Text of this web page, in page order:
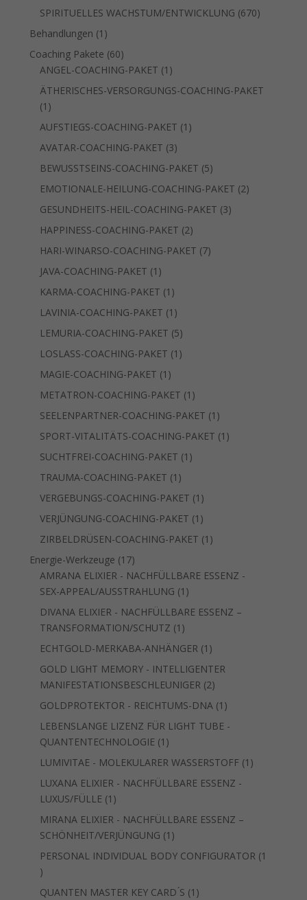
Produkte
SPIRITUELLES WACHSTUM/ENTWICKLUNG 670670
Behandlungen 1 1
Produkt
Coaching Pakete 6060
Produkte
ANGEL-COACHING-PAKET 1 1
Produkt
ÄTHERISCHES-VERSORGUNGS-COACHING-PAKET
1 1
Produkt
AUFSTIEGS-COACHING-PAKET 1 1
AVATAR-COACHING-PAKET 33
Produkte
BEWUSSTSEINS-COACHING-PAKET 55
Produkte
EMOTIONALE-HEILUNG-COACHING-PAKET 22
GESUNDHEITS-HEIL-COACHING-PAKET 33
HAPPINESS-COACHING-PAKET 22
Produkte
HARI-WINARSO-COACHING-PAKET 77
JAVA-COACHING-PAKET 1 1
Produkt
KARMA-COACHING-PAKET 1 1
Produkt
LAVINIA-COACHING-PAKET 1 1
Produkt
LEMURIA-COACHING-PAKET 55
Produkte
LOSLASS-COACHING-PAKET 1 1
MAGIE-COACHING-PAKET 1 1
Produkt
METATRON-COACHING-PAKET 1 1
Produkt
SEELENPARTNER-COACHING-PAKET 1 1
Produkt
SPORT-VITALITÄTS-COACHING-PAKET 1 1
SUCHTFREI-COACHING-PAKET 1 1
TRAUMA-COACHING-PAKET 1 1
Produkt
VERGEBUNGS-COACHING-PAKET 1 1
Produkt
VERJÜNGUNG-COACHING-PAKET 1 1
Produkt
ZIRBELDRÜSEN-COACHING-PAKET 1 1
Energie-Werkzeuge 1717
Produkte
AMRANA ELIXIER - NACHFÜLLBARE ESSENZ -
SEX-APPEAL/AUSSTRAHLUNG 1 1
Produkt
DIVANA ELIXIER - NACHFÜLLBARE ESSENZ –
TRANSFORMATION/SCHUTZ 1 1
Produkt
ECHTGOLD-MERKABA-ANHÄNGER 1 1
Produkt
GOLD LIGHT MEMORY - INTELLIGENTER
MANIFESTATIONSBESCHLEUNIGER 22
Produkte
GOLDPROTEKTOR - REICHTUMS-DNA 1 1
Produkt
LEBENSLANGE LIZENZ FÜR LIGHT TUBE -
QUANTENTECHNOLOGIE 1 1
Produkt
LUMIVITAE - MOLEKULARER WASSERSTOFF 1 1
LUXANA ELIXIER - NACHFÜLLBARE ESSENZ -
LUXUS/FÜLLE 1 1
Produkt
MIRANA ELIXIER - NACHFÜLLBARE ESSENZ –
SCHÖNHEIT/VERJÜNGUNG 1 1
Produkt
PERSONAL INDIVIDUAL BODY CONFIGURATOR 1
1
Produkt
QUANTEN MASTER KEY CARD ́S 1 1